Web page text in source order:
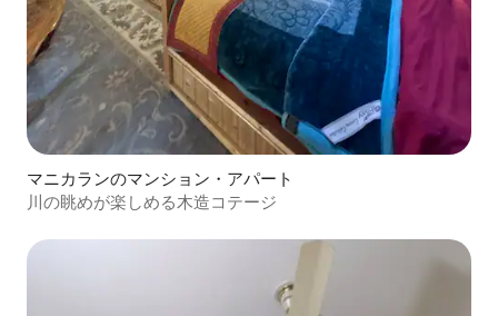
マニカランのマンション・アパート
川の眺めが楽しめる木造コテージ